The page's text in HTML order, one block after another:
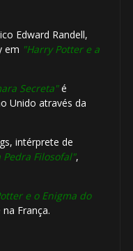
Edward Randell,
em "Harry Potter e a
Secreta"é
Unido através da
intérprete de
Pedra Filosofal",
e o Enigma do
França.
⚡